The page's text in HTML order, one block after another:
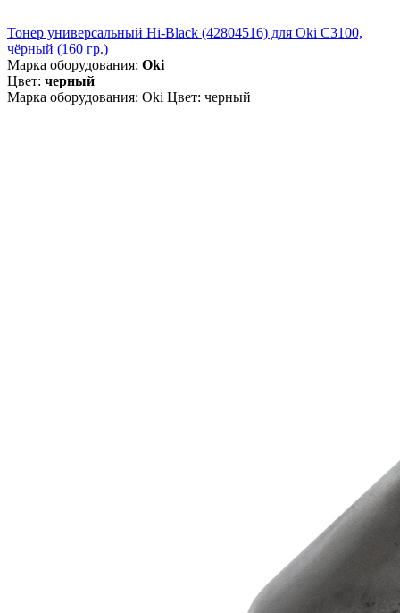
Тонер универсальный Hi-Black (42804516) для Oki С3100,
чёрный (160 гр.)
Марка оборудования: Oki
Цвет: черный
Марка оборудования: Oki Цвет: черный